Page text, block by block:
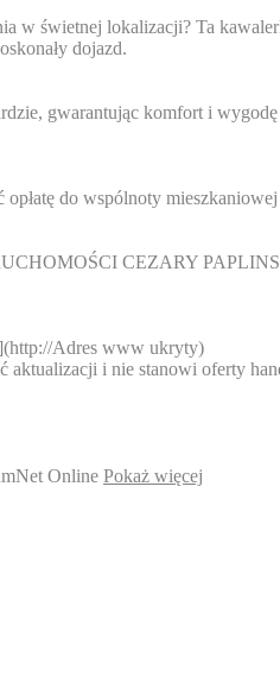
w świetnej lokalizacji? Ta
dojazd.
gwarantując komfort i
do wspólnoty
CEZARY
Adres www ukryty)
aktualizacji i nie stanowi oferty
Online Pokaż więcej